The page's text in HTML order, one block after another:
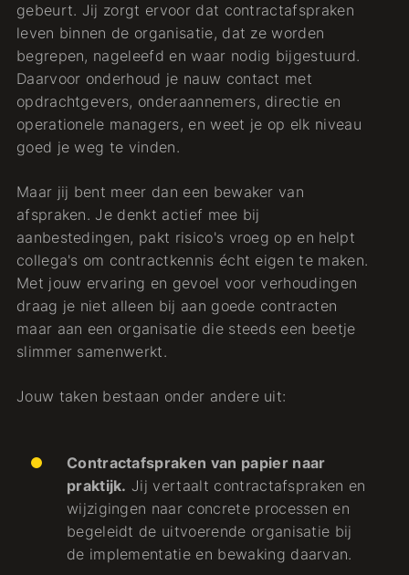
gebeurt. Jij zorgt ervoor dat contractafspraken
leven binnen de organisatie, dat ze worden
begrepen, nageleefd en waar nodig bijgestuurd.
Daarvoor onderhoud je nauw contact met
opdrachtgevers, onderaannemers, directie en
operationele managers, en weet je op elk niveau
goed je weg te vinden.
Maar jij bent meer dan een bewaker van
afspraken. Je denkt actief mee bij
aanbestedingen, pakt risico's vroeg op en helpt
collega's om contractkennis écht eigen te maken.
Met jouw ervaring en gevoel voor verhoudingen
draag je niet alleen bij aan goede contracten
maar aan een organisatie die steeds een beetje
slimmer samenwerkt.
Jouw taken bestaan onder andere uit:
Contractafspraken van papier naar
praktijk. Jij vertaalt contractafspraken en
wijzigingen naar concrete processen en
begeleidt de uitvoerende organisatie bij
de implementatie en bewaking daarvan.